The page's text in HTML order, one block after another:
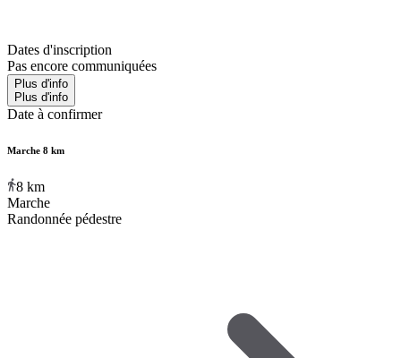
Dates d'inscription
Pas encore communiquées
Plus d'info
Plus d'info
Date à confirmer
Marche 8 km
8 km
Marche
Randonnée pédestre